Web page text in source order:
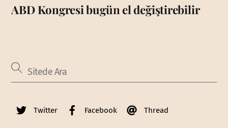
ABD Kongresi bugün el değiştirebilir
Twitter Facebook Thread